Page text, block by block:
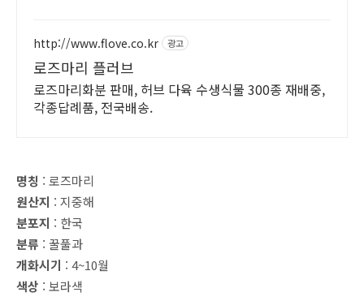
http://www.flove.co.kr 광고
로즈마리 플러브
로즈마리화분 판매, 허브 다육 수생식물 300종 재배중,
각종답례품, 전국배송.
명칭 : 로즈마리
원산지 : 지중해
분포지 : 한국
분류 : 꿀풀과
개화시기 : 4~10월
색상 : 보라색